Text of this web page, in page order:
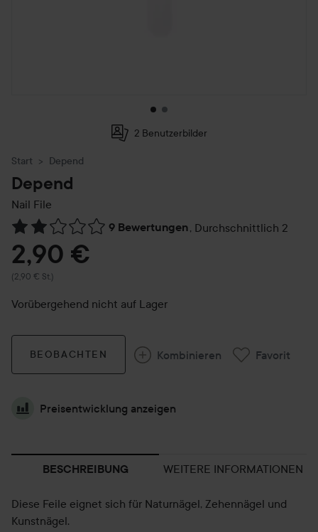
2 Benutzerbilder
Start Depend
Depend
Nail File
9 Bewertungen, Durchschnittlich 2
Weiter zu Reviews & Kommentare
2,90 €
(2,90 € St.)
Vorübergehend nicht auf Lager
BEOBACHTEN Kombinieren Favorit
Preisentwicklung anzeigen
BESCHREIBUNG WEITERE INFORMATIONEN
Diese Feile eignet sich für Naturnägel, Zehennägel und
Kunstnägel.